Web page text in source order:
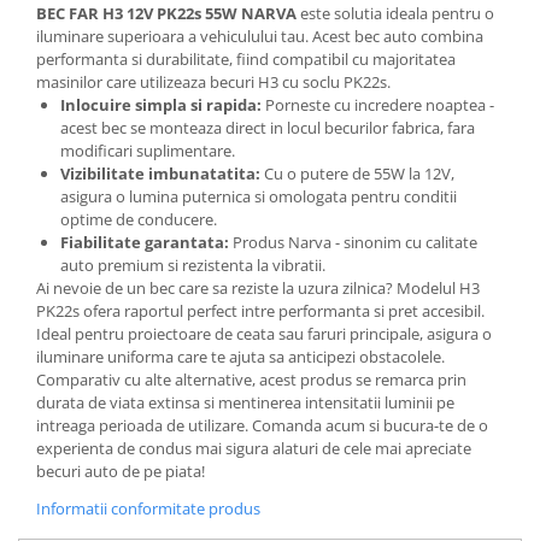
Antigel
Spray Curatare Frane
Produse Intretinere si Detailing
Lubrifianti si Spray-uri de Curatare
Curatare si Detailing Interior
Vopsitorie, Chituri si Adezivi
Curatare si Detailing Exterior
Articole Auto Sezoniere
Produse de Iarna
Cabluri Pornire
Produse de Vara
Blog
BEC FAR H3 12V PK22s 55W NARVAeste solutia ideala pentru o
iluminare superioara a vehiculului tau. Acest bec auto combina
performanta si durabilitate, fiind compatibil cu majoritatea
masinilor care utilizeaza becuri H3 cu soclu PK22s.
Inlocuire simpla si rapida: Porneste cu incredere noaptea -
acest bec se monteaza direct in locul becurilor fabrica, fara
modificari suplimentare.
Vizibilitate imbunatatita: Cu o putere de 55W la 12V,
asigura o lumina puternica si omologata pentru conditii
optime de conducere.
Fiabilitate garantata: Produs Narva - sinonim cu calitate
auto premium si rezistenta la vibratii.
Ai nevoie de un bec care sa reziste la uzura zilnica? Modelul H3
PK22s ofera raportul perfect intre performanta si pret accesibil.
Ideal pentru proiectoare de ceata sau faruri principale, asigura o
iluminare uniforma care te ajuta sa anticipezi obstacolele.
Comparativ cu alte alternative, acest produs se remarca prin
durata de viata extinsa si mentinerea intensitatii luminii pe
intreaga perioada de utilizare. Comanda acum si bucura-te de o
experienta de condus mai sigura alaturi de cele mai apreciate
becuri auto de pe piata!
Informatii conformitate produs